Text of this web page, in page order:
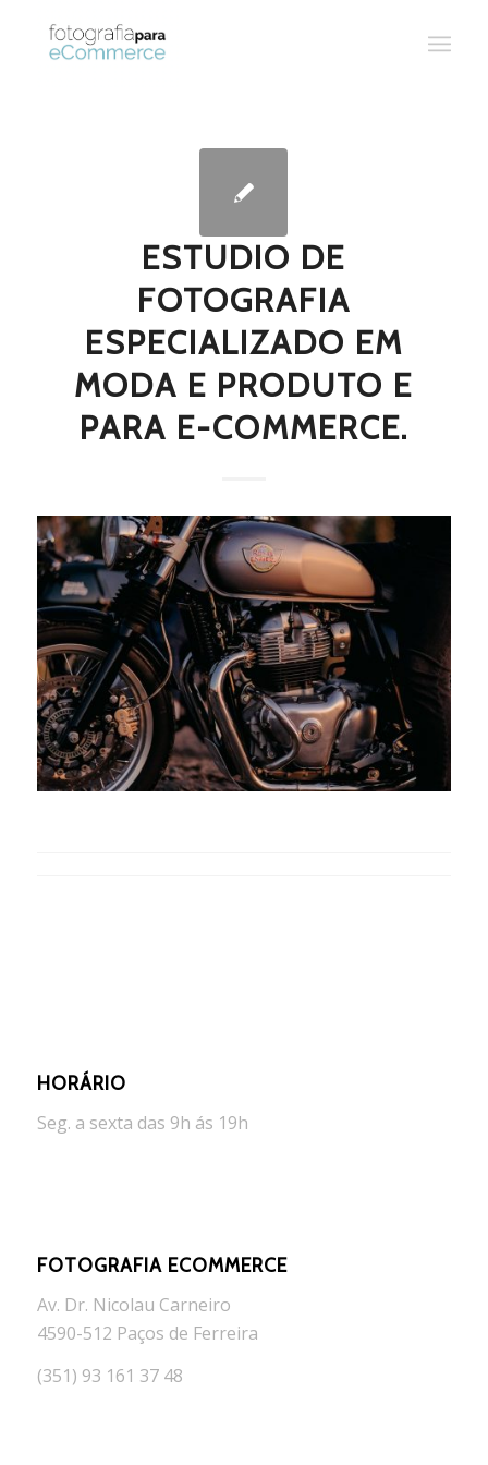
ESTUDIO DE
FOTOGRAFIA
ESPECIALIZADO EM
MODA E PRODUTO E
PARA E-COMMERCE.
HORÁRIO
Seg. a sexta das 9h ás 19h
FOTOGRAFIA ECOMMERCE
Av. Dr. Nicolau Carneiro
4590-512 Paços de Ferreira
(351) 93 161 37 48